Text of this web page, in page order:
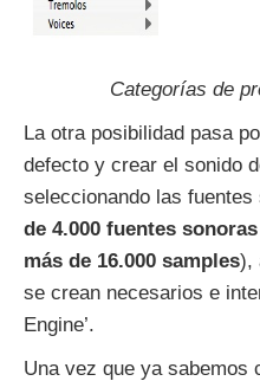
Categorías de
La otra posibilidad pasa
defecto y crear el sonido
seleccionando las fuentes
de 4.000 fuentes
más de 16.000 samples),
se crean necesarios e
Engine’.
Una vez que ya sabemos